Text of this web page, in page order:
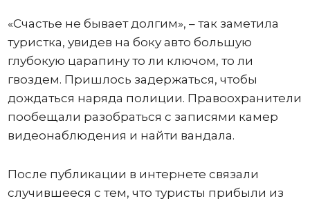
«Счастье не бывает долгим», – так заметила
туристка, увидев на боку авто большую
глубокую царапину то ли ключом, то ли
гвоздем. Пришлось задержаться, чтобы
дождаться наряда полиции. Правоохранители
пообещали разобраться с записями камер
видеонаблюдения и найти вандала.
После публикации в интернете связали
случившееся с тем, что туристы прибыли из